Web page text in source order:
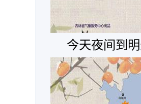
今天夜间到